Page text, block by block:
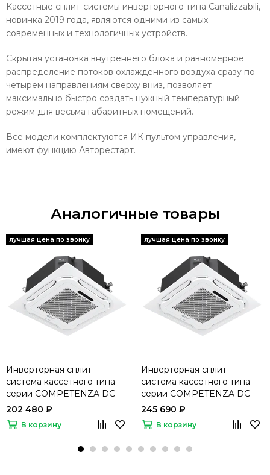
Кассетные сплит-системы инверторного типа Canalizzabili,
новинка 2019 года, являются одними из самых
современных и технологичных устройств.
Скрытая установка внутреннего блока и равномерное
распределение потоков охлажденного воздуха сразу по
четырем направлениям сверху вниз, позволяет
максимально быстро создать нужный температурный
режим для весьма габаритных помещений.
Все модели комплектуются ИК пультом управления,
имеют функцию Авторестарт.
Аналогичные товары
Инверторная сплит-
система кассетного типа
серии COMPETENZA DC
EU Inverter 2023 CO-4C
48HNBI /CO-4C/pan 8D2
/CO-E 48HNBI (комплект)
202 480 ₽
В корзину
Инверторная сплит-
система кассетного типа
серии COMPETENZA DC
EU Inverter 2023 CO-4C
60HNBI /CO-4C/pan 8D2
/CO-E 60HNBI (комплект)
245 690 ₽
В корзину